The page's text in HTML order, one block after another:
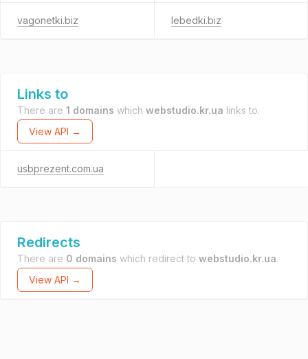
vagonetki.biz lebedki.biz
Links to
There are 1 domains which webstudio.kr.ua links to.
View API →
usbprezent.com.ua
Redirects
There are 0 domains which redirect to webstudio.kr.ua.
View API →